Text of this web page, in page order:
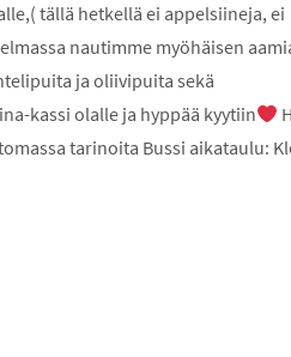
tällä hetkellä ei appelsiineja, ei
nautimme myöhäisen
ja oliivipuita sekä
kassi olalle ja hyppää kyytiin
tarinoita Bussi aikataulu: